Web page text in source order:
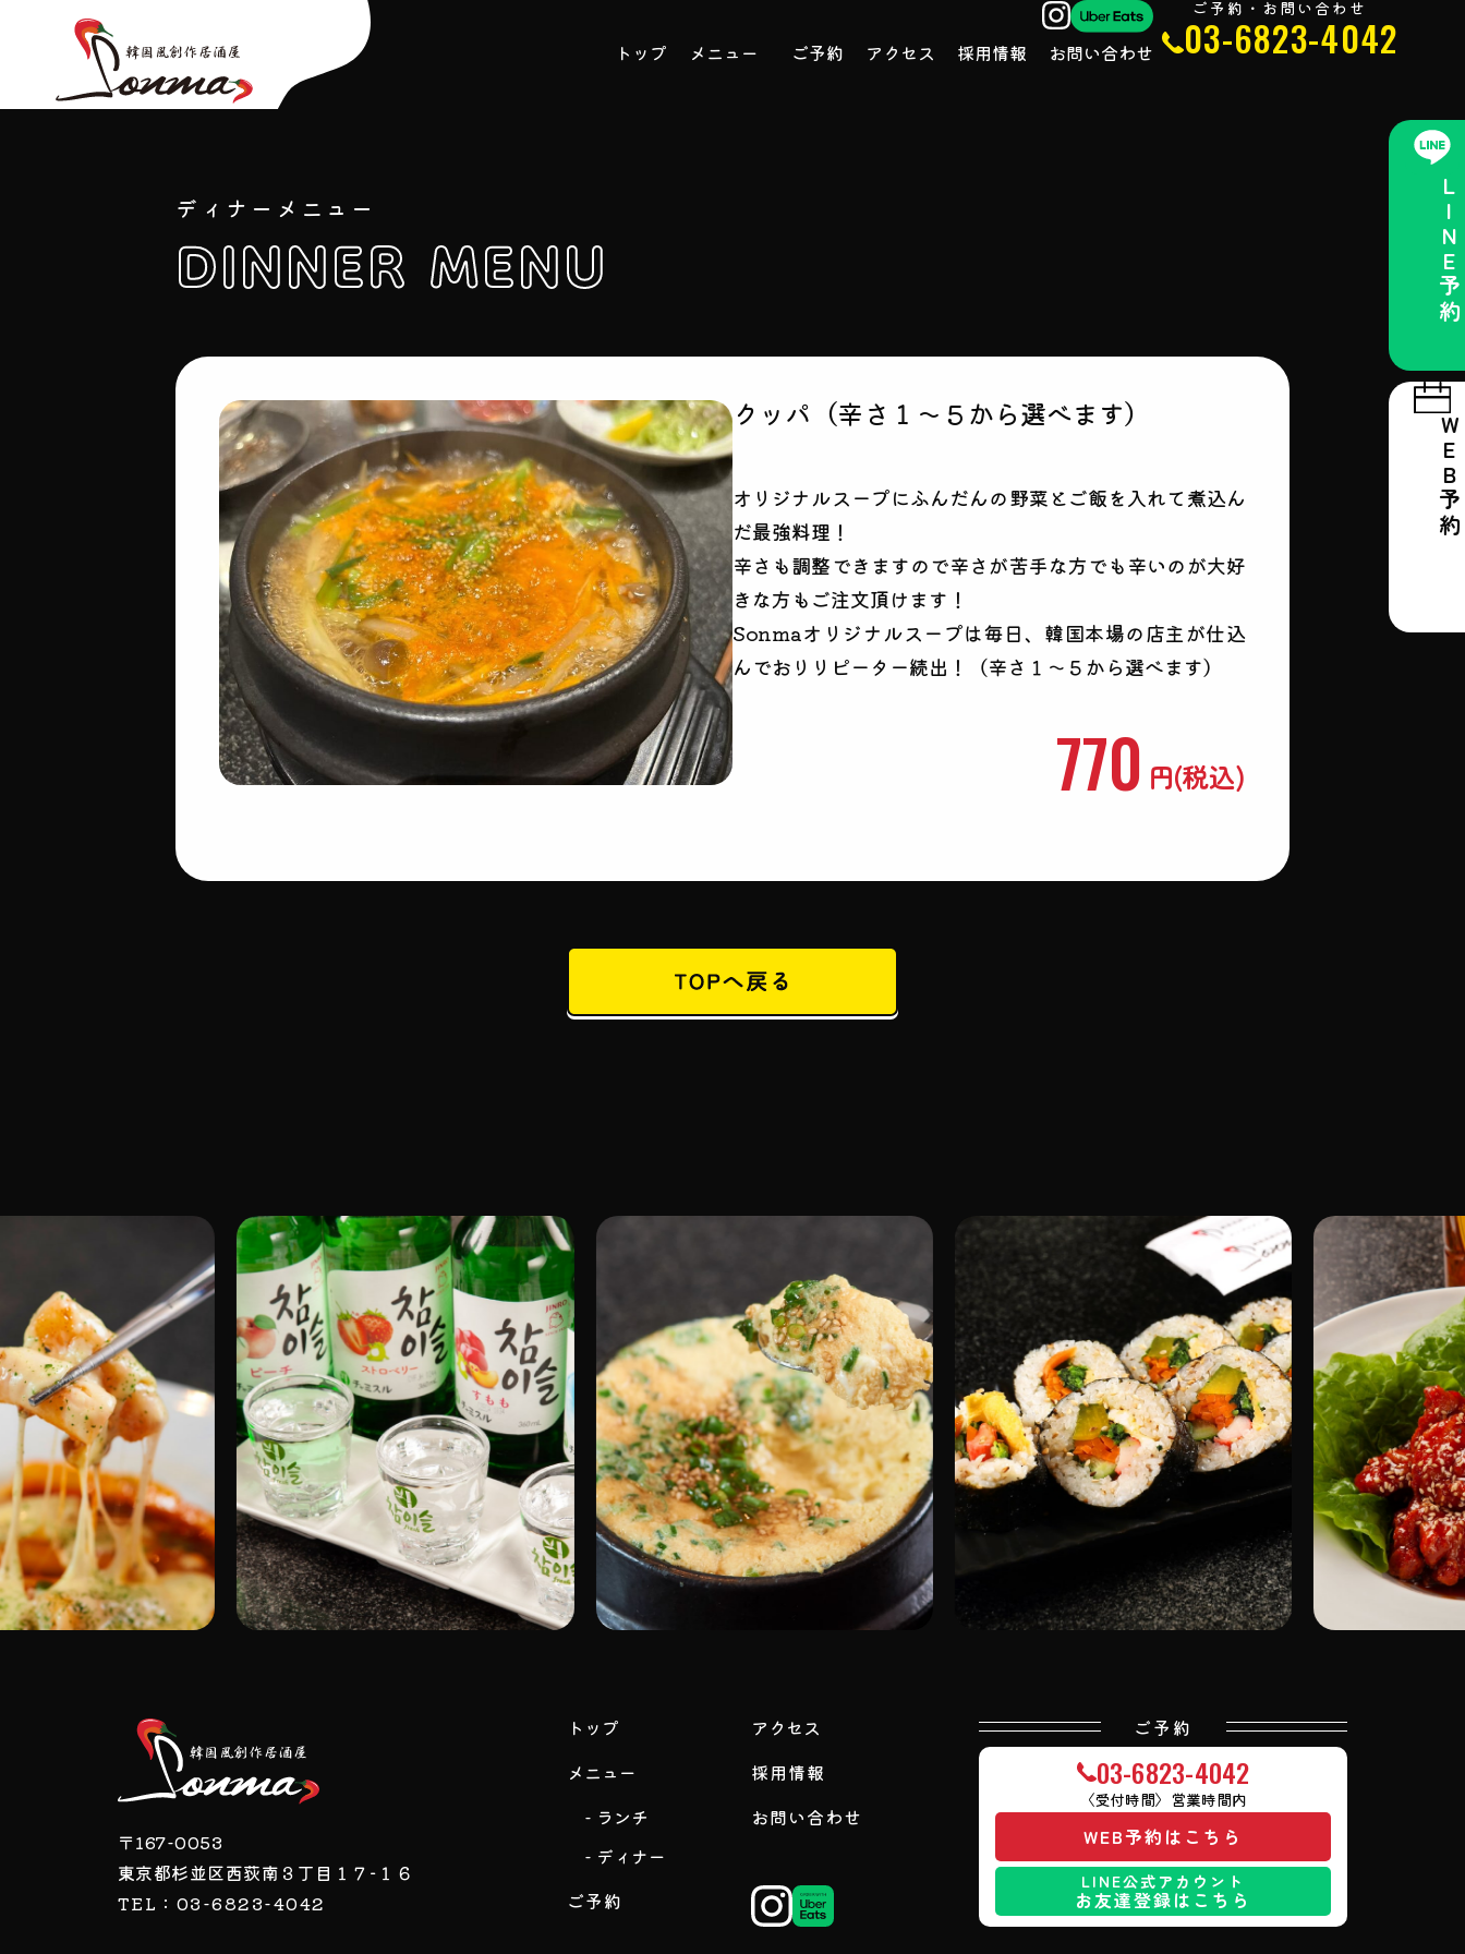
トップ メニュー ご予約 アクセス 採用情報 お問い合わせ
ご予約・お問い合わせ
03-6823-4042
LINE予約
WEB予約
ディナーメニュー
DINNER MENU
クッパ（辛さ１～５から選べます）
オリジナルスープにふんだんの野菜とご飯を入れて煮込ん
だ最強料理！
辛さも調整できますので辛さが苦手な方でも辛いのが大好
きな方もご注文頂けます！
Sonmaオリジナルスープは毎日、韓国本場の店主が仕込
んでおりリピーター続出！（辛さ１～５から選べます）
770
〒167-0053
東京都杉並区西荻南３丁目１７−１６
TEL：03-6823-4042
トップ
メニュー
- ランチ
- ディナー
ご予約
アクセス
採用情報
お問い合わせ
ご予約
03-6823-4042
〈受付時間〉営業時間内
WEB予約はこちら
LINE公式アカウント
お友達登録はこちら